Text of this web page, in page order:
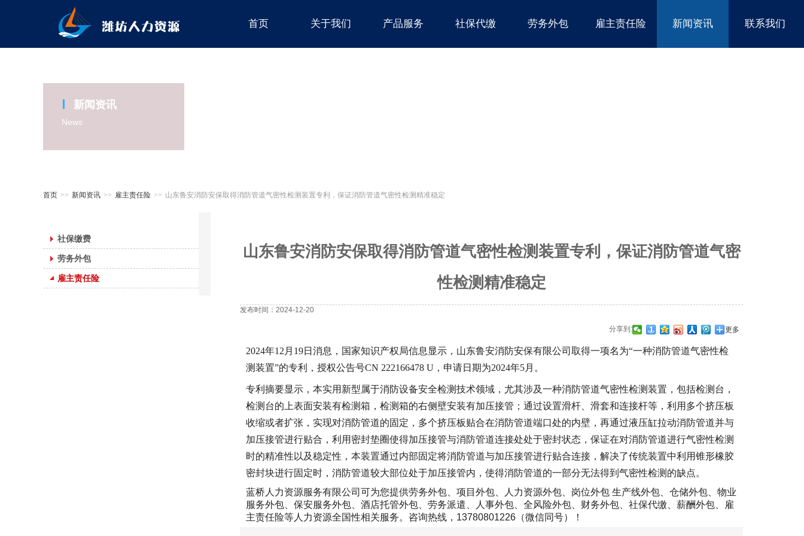
首页 关于我们 产品服务 社保代缴 劳务外包 雇主责任险 新闻资讯 联系我们
新闻资讯
News
首页 >> 新闻资讯 >> 雇主责任险 >> 山东鲁安消防安保取得消防管道气密性检测装置专利，保证消防管道气密性检测精准稳定
社保缴费
劳务外包
雇主责任险
山东鲁安消防安保取得消防管道气密性检测装置专利，保证消防管道气密
性检测精准稳定
发布时间：2024-12-20
分享到: 更多
2024年12月19日消息，国家知识产权局信息显示，山东鲁安消防安保有限公司取得一项名为“一种消防管道气密性检
测装置”的专利，授权公告号CN 222166478 U，申请日期为2024年5月。
专利摘要显示，本实用新型属于消防设备安全检测技术领域，尤其涉及一种消防管道气密性检测装置，包括检测台，
检测台的上表面安装有检测箱，检测箱的右侧壁安装有加压接管；通过设置滑杆、滑套和连接杆等，利用多个挤压板
收缩或者扩张，实现对消防管道的固定，多个挤压板贴合在消防管道端口处的内壁，再通过液压缸拉动消防管道并与
加压接管进行贴合，利用密封垫圈使得加压接管与消防管道连接处处于密封状态，保证在对消防管道进行气密性检测
时的精准性以及稳定性，本装置通过内部固定将消防管道与加压接管进行贴合连接，解决了传统装置中利用锥形橡胶
密封块进行固定时，消防管道较大部位处于加压接管内，使得消防管道的一部分无法得到气密性检测的缺点。
蓝桥人力资源服务有限公司可为您提供劳务外包、项目外包、人力资源外包、岗位外包 生产线外包、仓储外包、物业
服务外包、保安服务外包、酒店托管外包、劳务派遣、人事外包、全风险外包、财务外包、社保代缴、薪酬外包、雇
主责任险等人力资源全国性相关服务。咨询热线，13780801226（微信同号）！